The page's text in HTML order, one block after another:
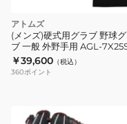
ロ
ー
バ
ル
アトムズ
(メンズ)硬式用グラブ 野球
ブ 一般 外野手用 AGL-
￥39,600 （税込）
360ポイント